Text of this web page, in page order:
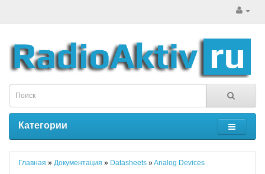
Категории
Главная » Документация » Datasheets »Analog Devices